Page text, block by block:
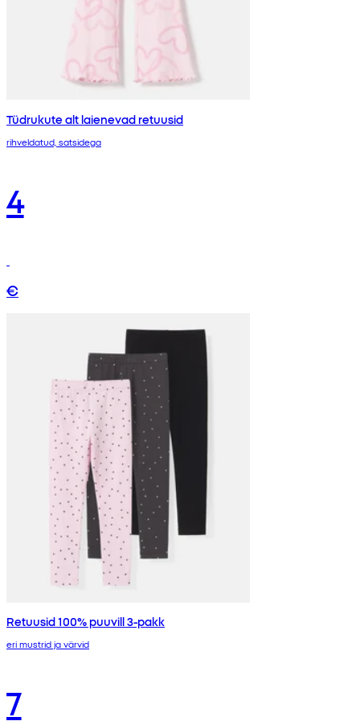
Tüdrukute alt laienevad retuusid
rihveldatud, satsidega
4
€
Retuusid 100% puuvill 3-pakk
eri mustrid ja värvid
7